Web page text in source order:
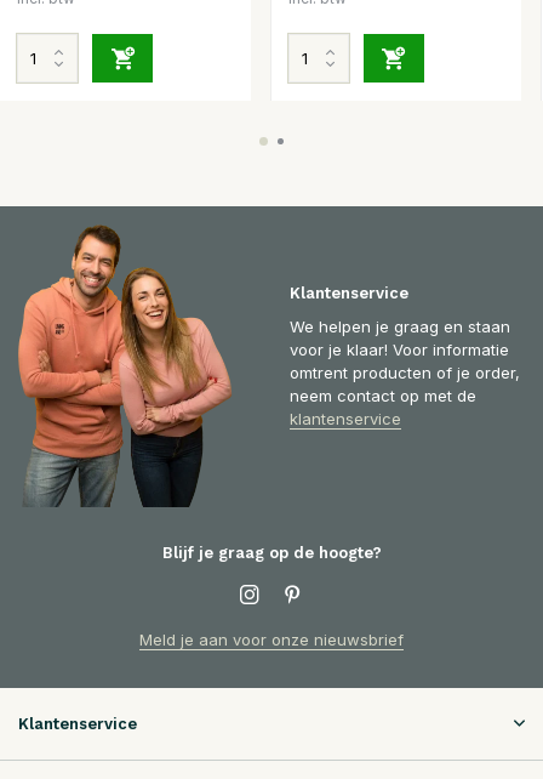
Klantenservice
We helpen je graag en staan
voor je klaar! Voor informatie
omtrent producten of je order,
neem contact op met de
klantenservice
Blijf je graag op de hoogte?
Meld je aan voor onze nieuwsbrief
Klantenservice